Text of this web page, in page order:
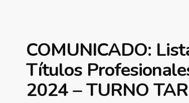
COMUNICADO:
Títulos
2024 – TURNO